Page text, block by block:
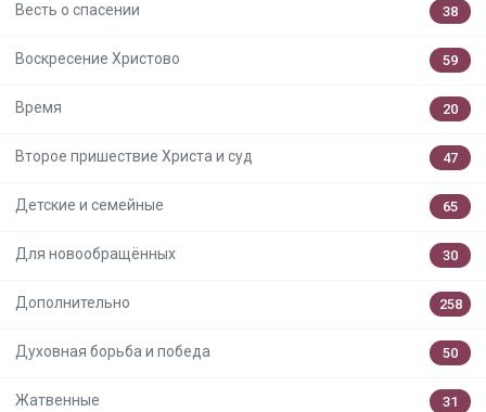
Весть о спасении 38
Воскресение Христово 59
Время 20
Второе пришествие Христа и суд 47
Детские и семейные 65
Для новообращённых 30
Дополнительно 258
Духовная борьба и победа 50
Жатвенные 31